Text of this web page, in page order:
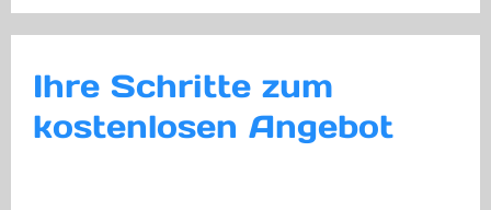
Ihre Schritte zum
kostenlosen Angebot